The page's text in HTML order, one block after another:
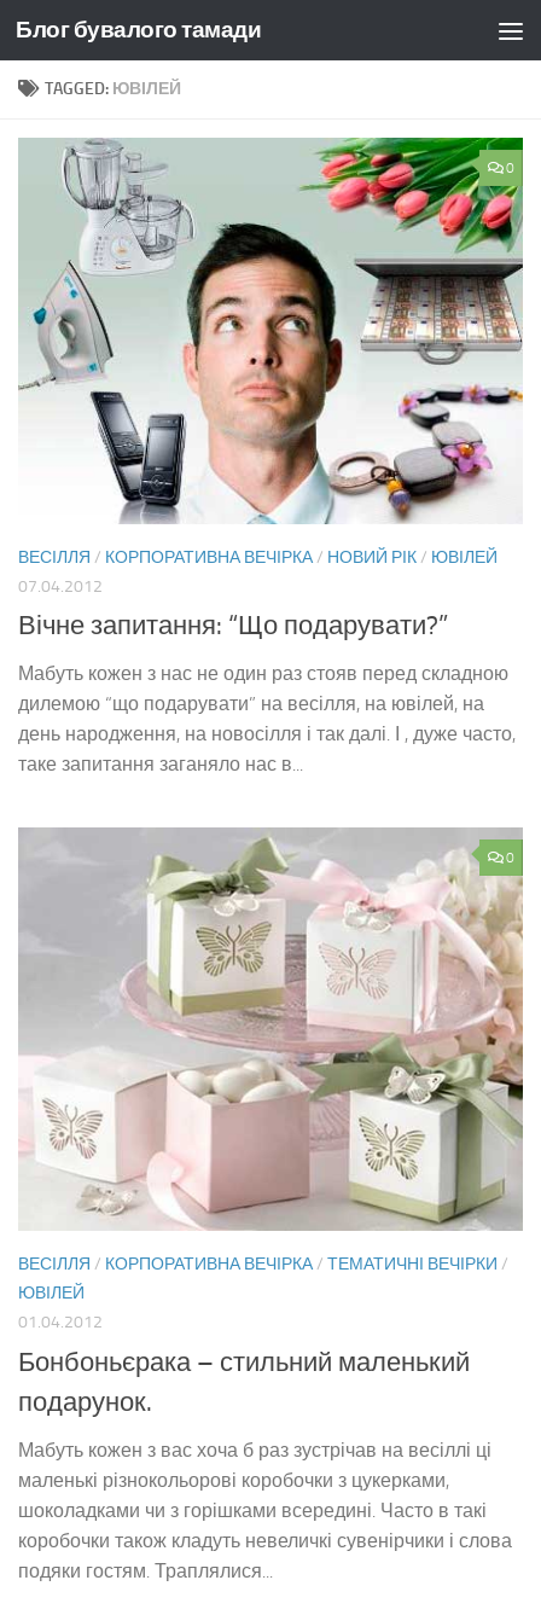
Skip to content
Блог бувалого тамади
TAGGED: ЮВІЛЕЙ
0
ВЕСІЛЛЯ / КОРПОРАТИВНА ВЕЧІРКА/ НОВИЙ РІК/ ЮВІЛЕЙ
07.04.2012
Вічне запитання: “Що подарувати?”
Мабуть кожен з нас не один раз стояв перед складною
дилемою “що подарувати” на весілля, на ювілей, на
день народження, на новосілля і так далі. І , дуже часто,
таке запитання заганяло нас в...
0
ВЕСІЛЛЯ / КОРПОРАТИВНА ВЕЧІРКА/ ТЕМАТИЧНІ ВЕЧІРКИ /
ЮВІЛЕЙ
01.04.2012
Бонбоньєрака – стильний маленький
подарунок.
Мабуть кожен з вас хоча б раз зустрічав на весіллі ці
маленькі різнокольорові коробочки з цукерками,
шоколадками чи з горішками всередині. Часто в такі
коробочки також кладуть невеличкі сувенірчики і слова
подяки гостям. Траплялися...